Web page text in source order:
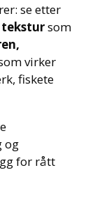
se etter
som
virker
fiskete
og
for rått